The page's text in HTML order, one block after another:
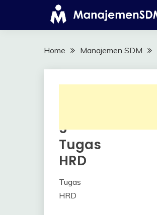
content
Home Manajemen SDM
5
Tugas
HRD
3
November
Himawan
Tugas
HRD